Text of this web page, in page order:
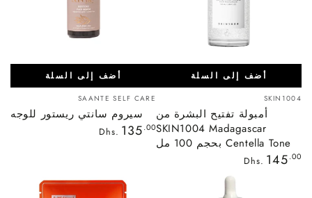
بائع:
SKIN1004
أمبولة تفتيح البشرة من
SKIN1004 Madagascar
Centella Tone بحجم 100 مل
Dhs. 145.00
أضف إلى السلة
بائع:
SAANTE SELF CARE
سيروم سانتي ريستور للوجه
Dhs. 135.00
أضف إلى السلة